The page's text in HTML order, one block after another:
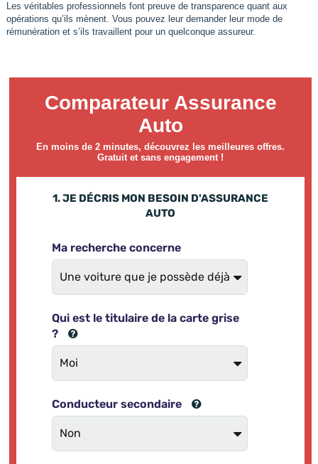
Les véritables professionnels font preuve de transparence quant aux
opérations qu’ils mènent. Vous pouvez leur demander leur mode de
rémunération et s’ils travaillent pour un quelconque assureur.
Comparateur Assurance
Auto
En moins de 2 minutes, découvrez les meilleures offres.
Gratuit et sans engagement !